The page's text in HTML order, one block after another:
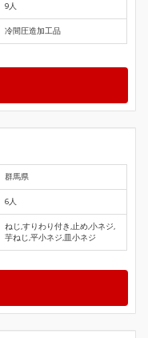
9人
冷間圧造加工品
群馬県
6人
ねじ,すりわり付き,止め,小ネジ,
芋ねじ,平小ネジ,皿小ネジ